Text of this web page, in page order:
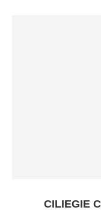
CILIEGIE